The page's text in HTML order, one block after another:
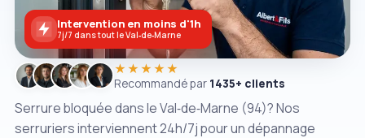
Serrure bloquée dans le Val‑de‑Marne (94)? Nos
serruriers interviennent 24h/7j pour un dépannage
★★★★★
Recommandé par 1435+ clients
Intervention en moins d'1h
7j/7 dans tout le Val‑de‑Marne